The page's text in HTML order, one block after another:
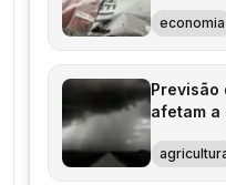
economia
Previsão
afetam a